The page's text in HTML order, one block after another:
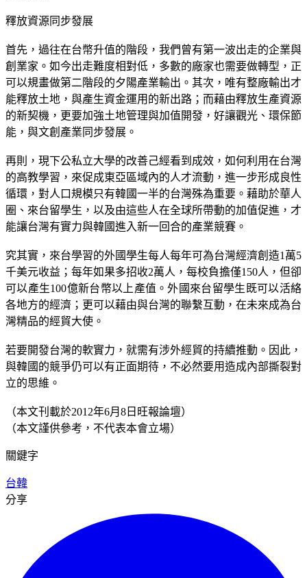
釋放資源同步發展
首先，過往在台幣升值的階段，我們曾有第一波出走的企業與
創業家。如今出走難度相對低，多數的廠家也需要做轉型，正
可以規畫做第二階段的夕陽產業輸出。其次，唯有整廠輸出才
能釋放土地，與產生資金運用的新出路；而藉由釋放生產資源
的新契機，更要加強土地管理與加值開發，好讓觀光、環保節
能，與文創產業同步發展。
再則，現下公私立大學的改善己經看到成效，如何利用在台灣
的高教學習，來促成東亞區域內的人才流動，進一步形成良性
循環，對人口規模只有韓國一半的台灣殊為重要。藉助於華人
圈、來台留學生，以及由這些人在全球所帶動的加值促進，才
能讓台灣有實力與韓國進入新一回合的產業競賽。
究其實，來台學習的外國學生每人每年可為台灣經濟創造1萬5
千美元收益；每年如果多招收2萬人，每校負擔僅150人，但卻
可以產生100億新台幣以上產值。外國來台留學生既可以活絡
各地方的經濟；更可以藉由與台灣的聯繫互動，在未來成為台
灣精品的經貿大使。
若要開發台灣的軟實力，就需有涉外經貿的持續推動。因此，
與韓國的競爭仍可以有正面期待，不必然要用造成內部撕裂對
立的思維。
（本文刊載於2012年6月8日旺報論壇）
（本文謹供參考，不代表本會立場）
關鍵字
台韓
分享